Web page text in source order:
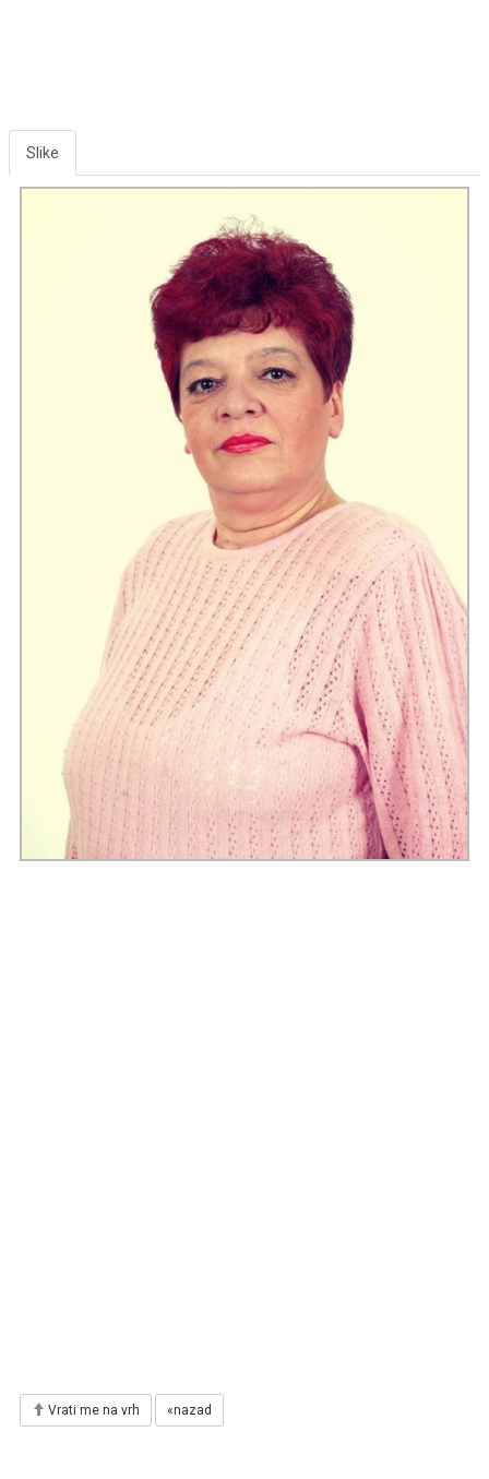
Slike
Vrati me na vrh «nazad